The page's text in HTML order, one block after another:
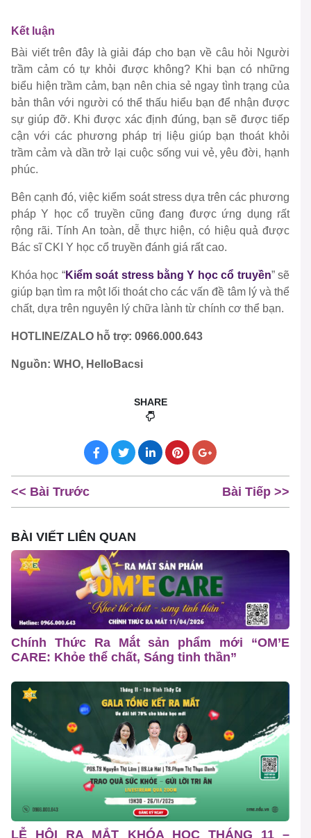
Kết luận
Bài viết trên đây là giải đáp cho bạn về câu hỏi Người
trầm cảm có tự khỏi được không? Khi bạn có những
biểu hiện trầm cảm, bạn nên chia sẻ ngay tình trạng của
bản thân với người có thể thấu hiểu bạn để nhận được
sự giúp đỡ. Khi được xác định đúng, bạn sẽ được tiếp
cận với các phương pháp trị liệu giúp bạn thoát khỏi
trầm cảm và dần trở lại cuộc sống vui vẻ, yêu đời, hạnh
phúc.
Bên cạnh đó, việc kiểm soát stress dựa trên các phương
pháp Y học cổ truyền cũng đang được ứng dụng rất
rộng rãi. Tính An toàn, dễ thực hiện, có hiệu quả được
Bác sĩ CKI Y học cổ truyền đánh giá rất cao.
Khóa học “Kiểm soát stress bằng Y học cổ truyền” sẽ
giúp bạn tìm ra một lối thoát cho các vấn đề tâm lý và thể
chất, dựa trên nguyên lý chữa lành từ chính cơ thể bạn.
HOTLINE/ZALO hỗ trợ: 0966.000.643
Nguồn: WHO, HelloBacsi
SHARE
<< Bài Trước Bài Tiếp >>
BÀI VIẾT LIÊN QUAN
Chính Thức Ra Mắt sản phẩm mới “OM’E
CARE: Khỏe thể chất, Sáng tinh thần”
LỄ HỘI RA MẮT KHÓA HỌC THÁNG 11 –